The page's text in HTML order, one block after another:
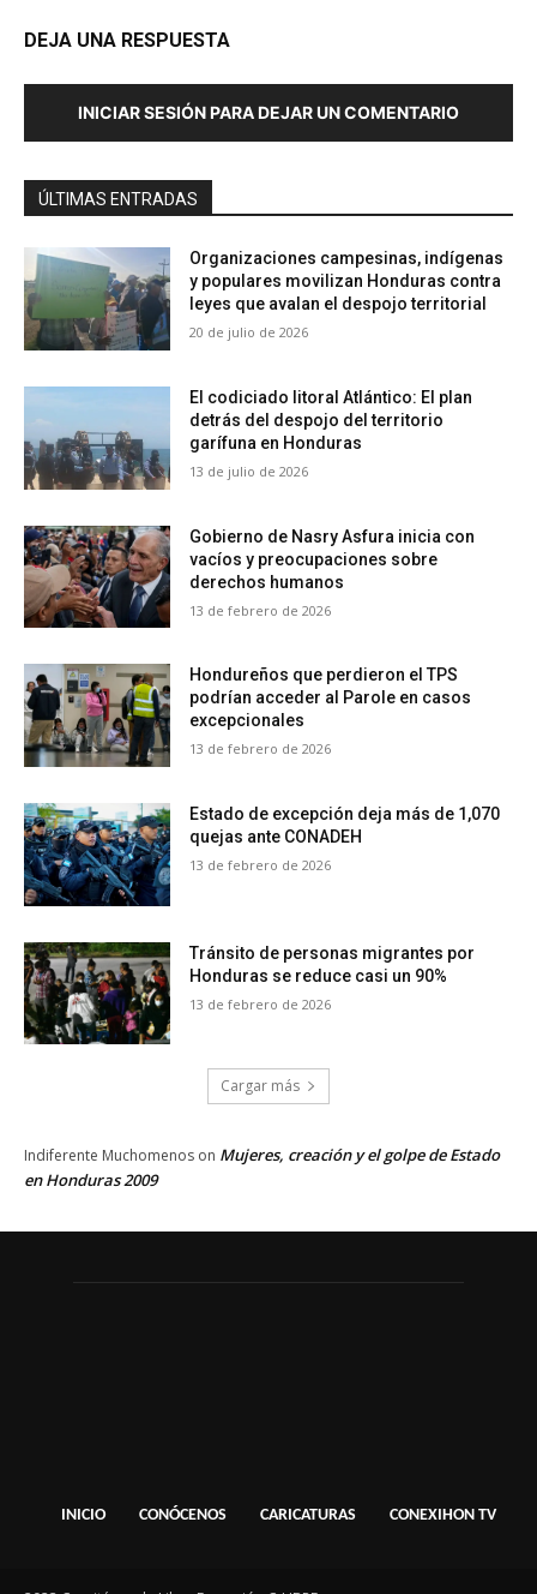
DEJA UNA RESPUESTA
INICIAR SESIÓN PARA DEJAR UN COMENTARIO
ÚLTIMAS ENTRADAS
Organizaciones campesinas, indígenas
y populares movilizan Honduras contra
leyes que avalan el despojo territorial
20 de julio de 2026
El codiciado litoral Atlántico: El plan
detrás del despojo del territorio
garífuna en Honduras
13 de julio de 2026
Gobierno de Nasry Asfura inicia con
vacíos y preocupaciones sobre
derechos humanos
13 de febrero de 2026
Hondureños que perdieron el TPS
podrían acceder al Parole en casos
excepcionales
13 de febrero de 2026
Estado de excepción deja más de 1,070
quejas ante CONADEH
13 de febrero de 2026
Tránsito de personas migrantes por
Honduras se reduce casi un 90%
13 de febrero de 2026
Cargar más
Indiferente Muchomenos on Mujeres, creación y el golpe de Estado
en Honduras 2009
INICIO CONÓCENOS CARICATURAS CONEXIHON TV